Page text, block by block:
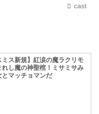
cast
ミス新規】紅涙の魔ラクリモ
れし魔の神聖棺！ミサミサみ
とマッチョマンだ